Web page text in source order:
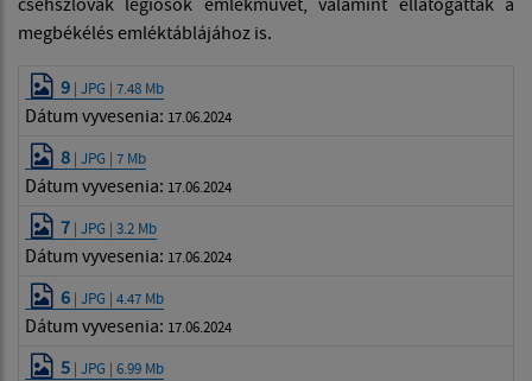
megbékélés emléktáblájához is.
9 | JPG | 7.48 Mb
Dátum vyvesenia: 17.06.2024
8 | JPG | 7 Mb
Dátum vyvesenia: 17.06.2024
7 | JPG | 3.2 Mb
Dátum vyvesenia: 17.06.2024
6 | JPG | 4.47 Mb
Dátum vyvesenia: 17.06.2024
5 | JPG | 6.99 Mb